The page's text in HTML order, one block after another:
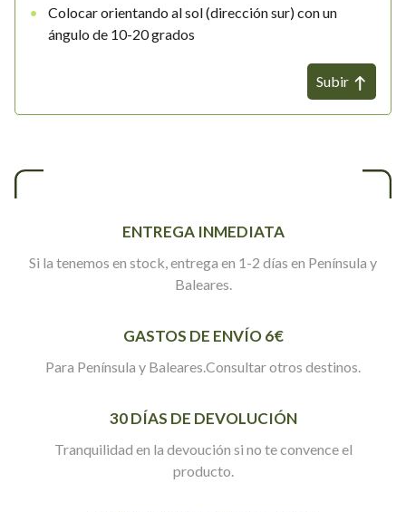
Colocar orientando al sol (dirección sur) con un
ángulo de 10-20 grados
Subir
ENTREGA INMEDIATA
Si la tenemos en stock, entrega en 1-2 días en Península y
Baleares.
GASTOS DE ENVÍO 6€
Para Península y Baleares.Consultar otros destinos.
30 DÍAS DE DEVOLUCIÓN
Tranquilidad en la devoución si no te convence el
producto.